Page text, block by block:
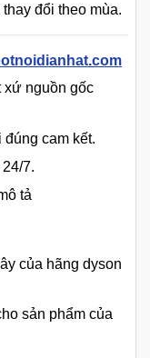
đổi theo mùa.
xứ nguồn gốc
cam kết.
7.
tả
của hãng dyson
sản phẩm của